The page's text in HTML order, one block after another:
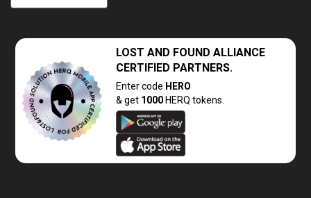
LOST AND FOUND ALLIANCE
CERTIFIED PARTNERS.
Enter code HERO
& get 1000 HERQ tokens.